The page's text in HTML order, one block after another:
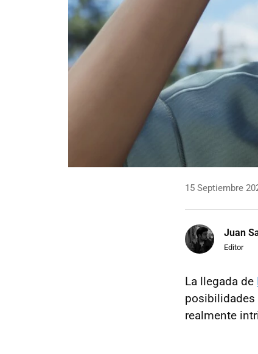
15 Septiembre
Juan
Editor
La llegada de
posibilidades
realmente